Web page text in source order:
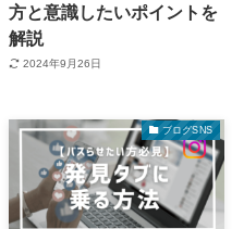
方と意識したいポイントを
解説
2024年9月26日
ブログSNS